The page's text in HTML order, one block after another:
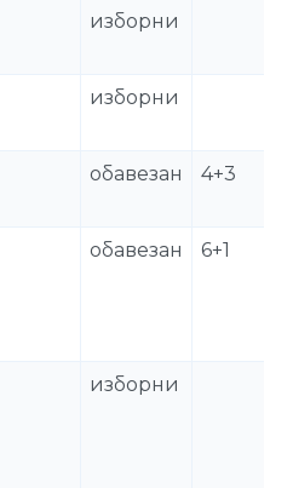
изборни
изборни
обавезан 4+3
обавезан 6+1
изборни